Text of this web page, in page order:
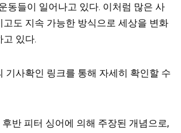
동들이 일어나고 있다. 이처럼 많은 사
고도 지속 가능한 방식으로 세상을 변화
고 있다.
기사확인 링크를 통해 자세히 확인할 수
반 피터 싱어에 의해 주장된 개념으로,